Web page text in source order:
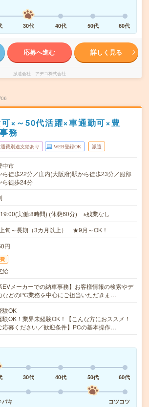
30代 40代 50代 60代
応募へ進む 詳しく見る
派遣会社 アデコ株式会社
可×～50代活躍×車通勤可×豊
務
費別途支給あり WEB登録OK 派遣
中市
ら徒歩22分／庄内(大阪府)駅から徒歩23分／服部
ら徒歩24分
実働:8時間) (休憩60分) ※残業なし
旬～長期（3カ月以上） ★9月～OK！
円
給
EVメーカーでの納車事務】お客様情報の検索やデ
などのPC業務を中心にご担当いただきま…
験OK
験OK！業界未経験OK！【こんな方におススメ！
応募ください／歓迎条件】PCの基本操作…
30代 40代 50代
60代
パキ
コツコツ